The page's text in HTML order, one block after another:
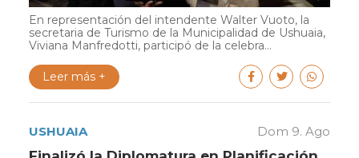
En representación del intendente Walter Vuoto, la
secretaria de Turismo de la Municipalidad de Ushuaia,
Viviana Manfredotti, participó de la celebra...
Leer más +
USHUAIA Dom 9. Ago